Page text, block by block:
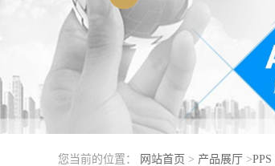
您当前的位置： 网站首页 > 产品展厅 >PPS